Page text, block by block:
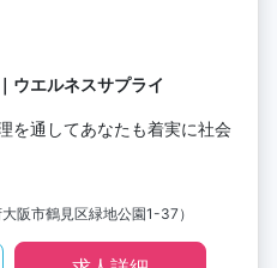
ウエルネスサプライ
を通してあなたも着実に社会
阪市鶴見区緑地公園1-37）